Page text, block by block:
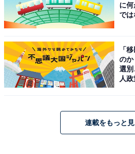
ロマンスカーについては、
の狭軌鉄道最速145km/hを記録し
NSE3100形（ロマンスカーの前
いう形状はNSEから始まった）
HiSE10000形（ハイデッカーのロ
退していて、2編成は長野電鉄に
に
では
「
の
選別
人
連載をもっと